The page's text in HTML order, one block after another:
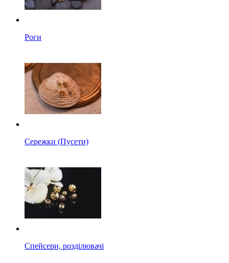
Роги
Сережки (Пусети)
Спейсери, розділювачі